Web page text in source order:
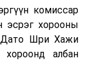
комиссар
эсрэг хорооны
Дато Шри Хажи
албан